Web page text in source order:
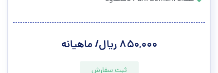
۸۵۰,۰۰۰ ریال/ ماهیانه
ثبت سفارش